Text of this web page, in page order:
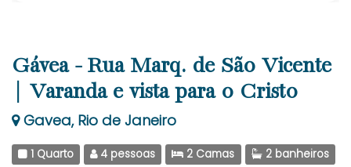
Gávea - Rua Marq. de São Vicente
| Varanda e vista para o Cristo
Gavea, Rio de Janeiro
1 Quarto 4 pessoas 2 Camas 2 banheiros